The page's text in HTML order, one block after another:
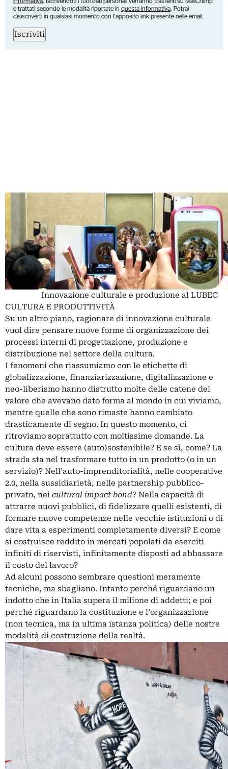
e trattati secondo le modalità riportate in questa informativa. Potrai
disiscriverti in qualsiasi momento con l'apposito link presente nelle email.
Iscriviti
Innovazione culturale e produzione al LUBEC
CULTURA E PRODUTTIVITÀ
Su un altro piano, ragionare di innovazione culturale
vuol dire pensare nuove forme di organizzazione dei
processi interni di progettazione, produzione e
distribuzione nel settore della cultura.
I fenomeni che riassumiamo con le etichette di
globalizzazione, finanziarizzazione, digitalizzazione e
neo-liberismo hanno distrutto molte delle catene del
valore che avevano dato forma al mondo in cui viviamo,
mentre quelle che sono rimaste hanno cambiato
drasticamente di segno. In questo momento, ci
ritroviamo soprattutto con moltissime domande. La
cultura deve essere (auto)sostenibile? E se sì, come? La
strada sta nel trasformare tutto in un prodotto (o in un
servizio)? Nell’auto-imprenditorialità, nelle cooperative
2.0, nella sussidiarietà, nelle partnership pubblico-
privato, nei cultural impact bond? Nella capacità di
attrarre nuovi pubblici, di fidelizzare quelli esistenti, di
formare nuove competenze nelle vecchie istituzioni o di
dare vita a esperimenti completamente diversi? E come
si costruisce reddito in mercati popolati da eserciti
infiniti di riservisti, infinitamente disposti ad abbassare
il costo del lavoro?
Ad alcuni possono sembrare questioni meramente
tecniche, ma sbagliano. Intanto perché riguardano un
indotto che in Italia supera il milione di addetti; e poi
perché riguardano la costituzione e l’organizzazione
(non tecnica, ma in ultima istanza politica) delle nostre
modalità di costruzione della realtà.